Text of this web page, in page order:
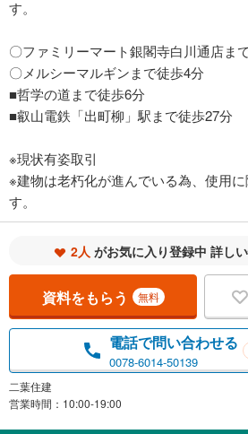
す。
〇ファミリーマート銀閣寺白川通店ま
〇メルシーマルギンまで徒歩4分
■哲学の道まで徒歩6分
■叡山電鉄「出町柳」駅まで徒歩27分
※現状有姿取引
※建物は老朽化が進んでいる為、使用
す。
2人 がお気に入り登録中 詳し
資料をもらう 無料
電話で問い合わせる
0078-6014-50139
二葉住建
営業時間：10:00-19:00